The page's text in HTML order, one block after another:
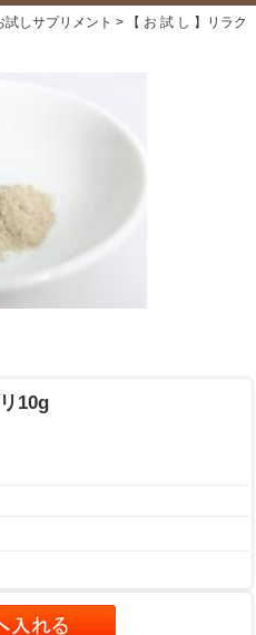
試しサプリメント > 【 お 試 し 】リラク
10g